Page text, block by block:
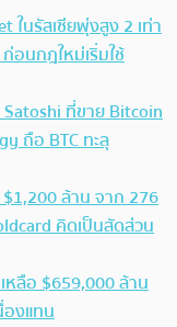
ในรัสเซียพุ่งสูง 2 เท่า
อนกฎใหม่เริ่มใช้
ที่ขาย Bitcoin
ถือ BTC ทะลุ
ล้าน จาก 276
คิดเป็นสัดส่วน
ลือ $659,000 ล้าน
องแทน